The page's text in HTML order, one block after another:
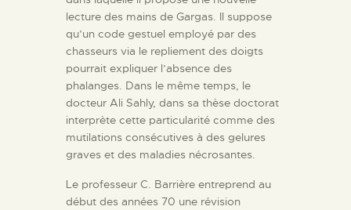
lecture des mains de Gargas. Il suppose
qu’un code gestuel employé par des
chasseurs via le repliement des doigts
pourrait expliquer l’absence des
phalanges. Dans le même temps, le
docteur Ali Sahly, dans sa thèse doctorat
interprète cette particularité comme des
mutilations consécutives à des gelures
graves et des maladies nécrosantes.
Le professeur C. Barrière entreprend au
début des années 70 une révision